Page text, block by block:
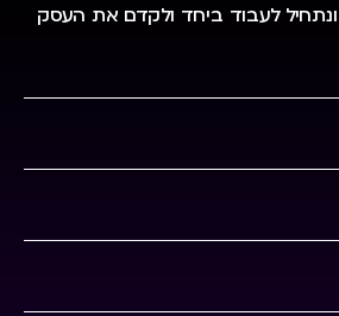
ונתחיל לעבוד ביחד ולקדם את העסק